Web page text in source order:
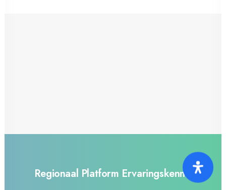
Regionaal Platform Ervaringskennis